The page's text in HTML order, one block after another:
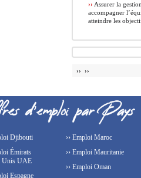
›› Assurer la
accompagner
atteindre les
›› ››
Djibouti
Émirats
Unis UAE
Espagne
›› Emploi Maroc
›› Emploi Mauritanie
›› Emploi Oman